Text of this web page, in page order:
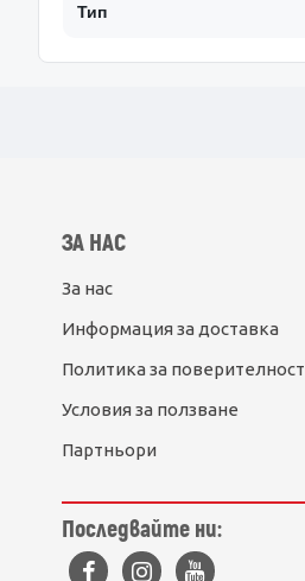
Тип
ЗА НАС
За нас
Информация за доставка
Политика за поверителност
Условия за ползване
Партньори
Последвайте ни: